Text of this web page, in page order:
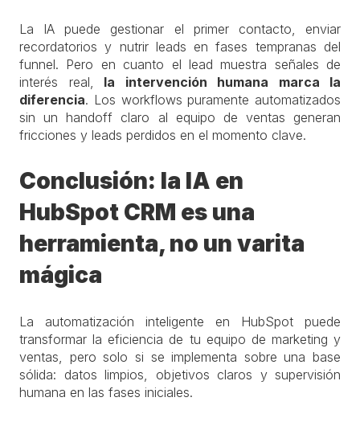
La IA puede gestionar el primer contacto, enviar
recordatorios y nutrir leads en fases tempranas del
funnel. Pero en cuanto el lead muestra señales de
interés real,
la intervención humana marca la
diferencia. Los workflows puramente automatizados
sin un handoff claro al equipo de ventas generan
fricciones y leads perdidos en el momento clave.
Conclusión: la IA en
HubSpot CRM es una
herramienta, no un varita
mágica
La automatización inteligente en HubSpot puede
transformar la eficiencia de tu equipo de marketing y
ventas, pero solo si se implementa sobre una base
sólida: datos limpios, objetivos claros y supervisión
humana en las fases iniciales.